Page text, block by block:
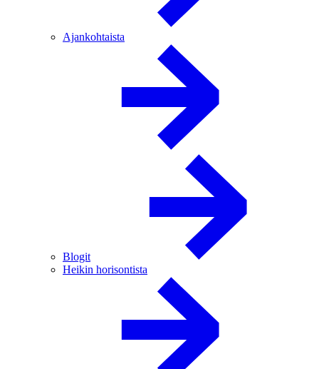
Ajankohtaista
Blogit
Heikin horisontista